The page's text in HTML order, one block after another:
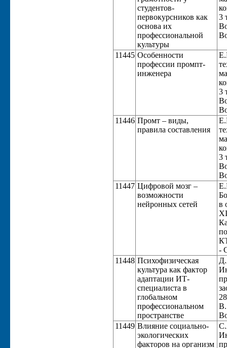
студентов-
первокурсников как
основа их
профессиональной
культуры
3
11445 Особенности
профессии промпт-
инженера
3
11446 Промт – виды,
правила составления
3
11447 Цифровой мозг –
возможности
нейронных сетей
в
-
11448 Психофизическая
культура как фактор
адаптации ИТ-
специалиста в
глобальном
профессиональном
пространстве
11449 Влияние социально-
экологических
факторов на организм